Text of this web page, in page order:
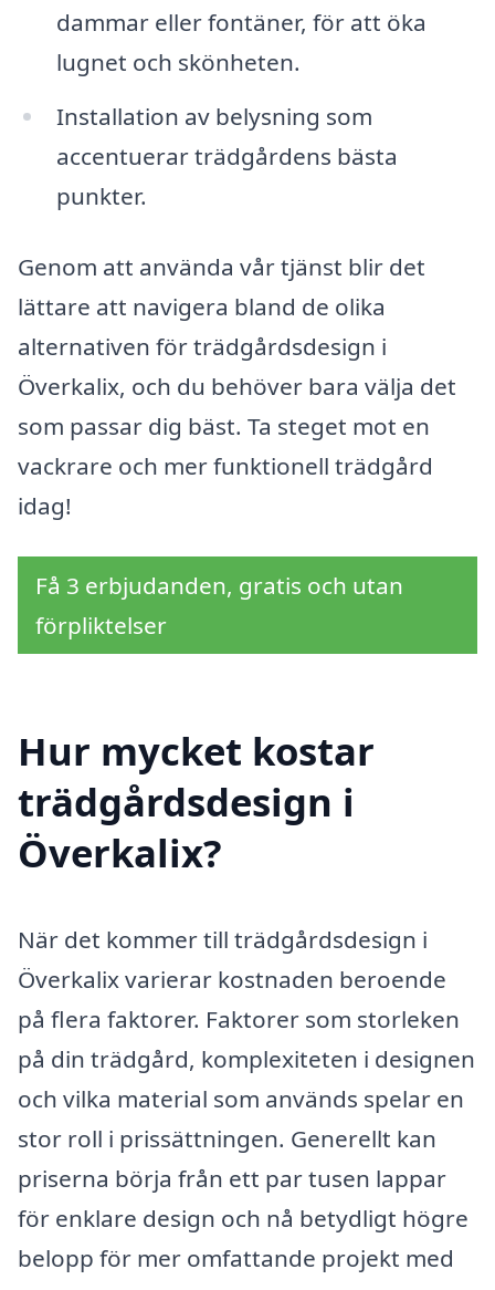
dammar eller fontäner, för att öka
lugnet och skönheten.
Installation av belysning som
accentuerar trädgårdens bästa
punkter.
Genom att använda vår tjänst blir det
lättare att navigera bland de olika
alternativen för trädgårdsdesign i
Överkalix, och du behöver bara välja det
som passar dig bäst. Ta steget mot en
vackrare och mer funktionell trädgård
idag!
Få 3 erbjudanden, gratis och utan
förpliktelser
Hur mycket kostar
trädgårdsdesign i
Överkalix?
När det kommer till trädgårdsdesign i
Överkalix varierar kostnaden beroende
på flera faktorer. Faktorer som storleken
på din trädgård, komplexiteten i designen
och vilka material som används spelar en
stor roll i prissättningen. Generellt kan
priserna börja från ett par tusen lappar
för enklare design och nå betydligt högre
belopp för mer omfattande projekt med